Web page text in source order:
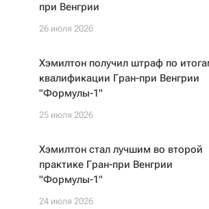
при Венгрии
26 июля 2026
Хэмилтон получил штраф по
квалификации Гран-при Венгрии
"Формулы-1"
25 июля 2026
Хэмилтон стал лучшим во второй
практике Гран-при Венгрии
"Формулы-1"
24 июля 2026